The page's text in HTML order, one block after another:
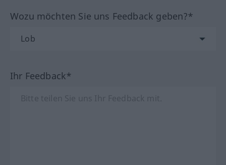
Wozu möchten Sie uns Feedback geben?*
Ihr Feedback*